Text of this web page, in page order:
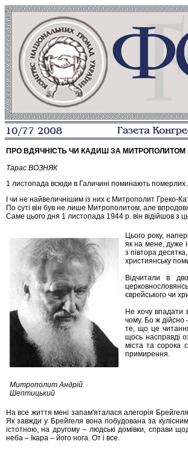
ПРО ВДЯЧНІСТЬ ЧИ КАДИШ ЗА
Тарас ВОЗНЯК
1 листопада всюди в Галичині поминають померлих.
І чи не найвеличнішим із них є Митрополит Греко-
По суті він був не лише Митрополитом, але
Саме цього дня 1 листопада 1944 р. він відійшов з
Цього року,
як на мене, дуже
з півтора
християнську
Відчитали в
єврейського чи
Не хочу впадати
чому. Бо ж дійсно
те, що це
щось насправді
міста та сорока
примирення.
Митрополит Андрій
Шептицький
На все життя мені запам'яталася алегорія
Як завжди у Брейгеля вона побудована за
істотною, на другому – людські домівки, справи
неба – Ікара – його нога. От і все.